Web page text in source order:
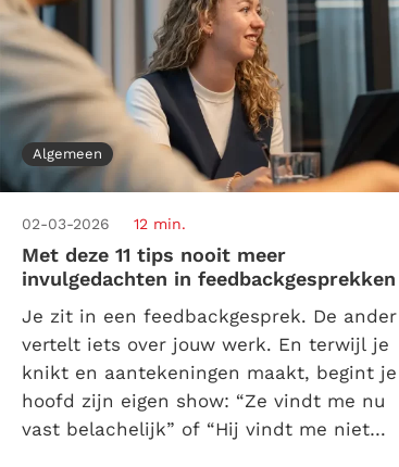
Algemeen
02-03-2026 12 min.
Met deze 11 tips nooit meer
invulgedachten in feedbackgesprekken
Je zit in een feedbackgesprek. De ander
vertelt iets over jouw werk. En terwijl je
knikt en aantekeningen maakt, begint je
hoofd zijn eigen show: “Ze vindt me nu
vast belachelijk” of “Hij vindt me niet